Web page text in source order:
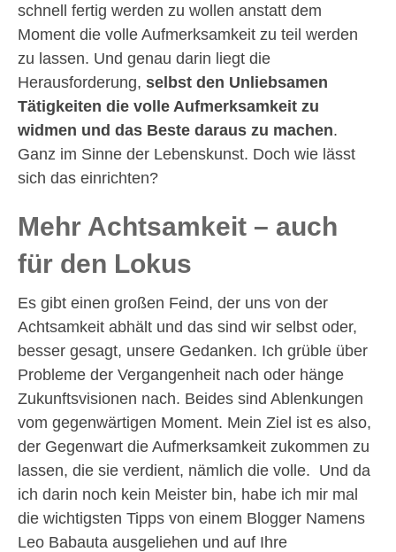
schnell fertig werden zu wollen anstatt dem
Moment die volle Aufmerksamkeit zu teil werden
zu lassen. Und genau darin liegt die
Herausforderung, selbst den Unliebsamen
Tätigkeiten die volle Aufmerksamkeit zu
widmen und das Beste daraus zu machen.
Ganz im Sinne der Lebenskunst. Doch wie lässt
sich das einrichten?
Mehr Achtsamkeit – auch
für den Lokus
Es gibt einen großen Feind, der uns von der
Achtsamkeit abhält und das sind wir selbst oder,
besser gesagt, unsere Gedanken. Ich grüble über
Probleme der Vergangenheit nach oder hänge
Zukunftsvisionen nach. Beides sind Ablenkungen
vom gegenwärtigen Moment. Mein Ziel ist es also,
der Gegenwart die Aufmerksamkeit zukommen zu
lassen, die sie verdient, nämlich die volle. Und da
ich darin noch kein Meister bin, habe ich mir mal
die wichtigsten Tipps von einem Blogger Namens
Leo Babauta ausgeliehen und auf Ihre